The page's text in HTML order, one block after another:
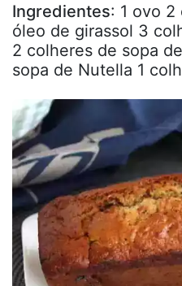
Ingredientes: 1 ovo 2
óleo de girassol 3
2 colheres de sopa
sopa de Nutella 1